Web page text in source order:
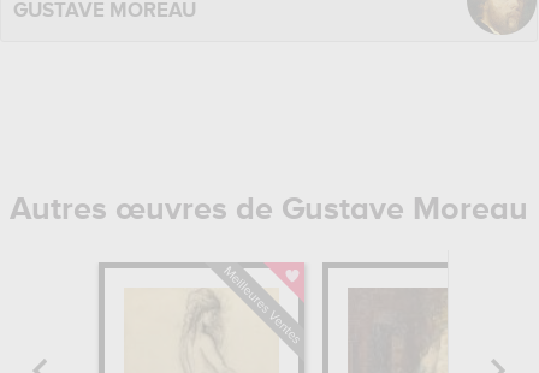
GUSTAVE MOREAU
Autres œuvres de Gustave Moreau